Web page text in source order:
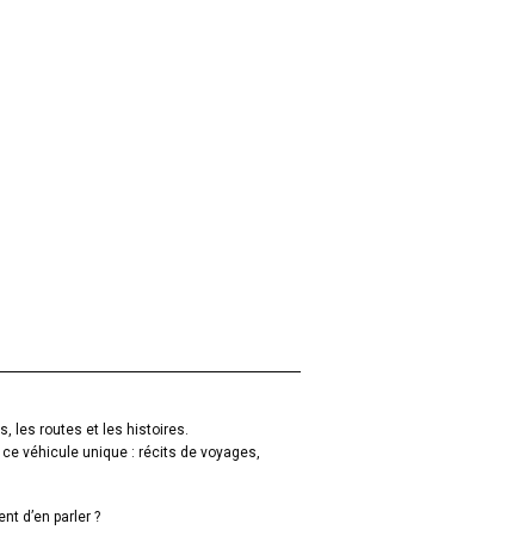
les routes et les histoires.
véhicule unique : récits de voyages,
d’en parler ?